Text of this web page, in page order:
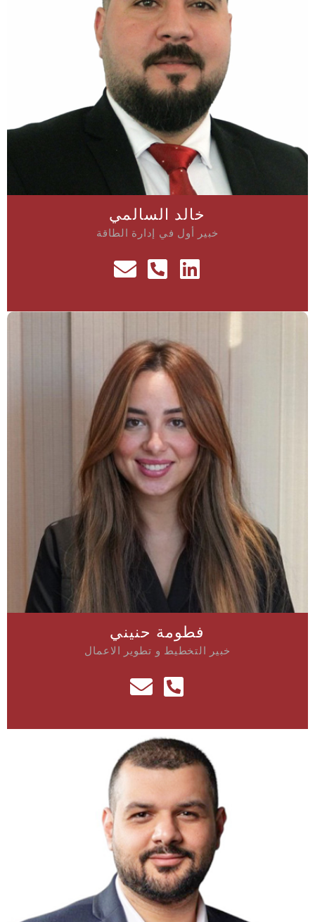
خالد السالمي
خبير أول في إدارة الطاقة
فطومة حنيني
خبير التخطيط و تطوير الاعمال